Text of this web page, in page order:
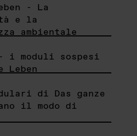
- La
e la
ambientale
i moduli sospesi
Leben
di Das ganze
il modo di